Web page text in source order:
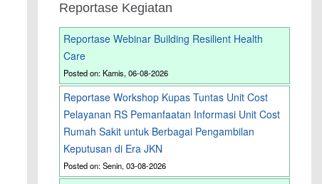
Reportase Kegiatan
Reportase Webinar Building Resilient Health
Care
Posted on: Kamis, 06-08-2026
Reportase Workshop Kupas Tuntas Unit Cost
Pelayanan RS Pemanfaatan Informasi Unit Cost
Rumah Sakit untuk Berbagai Pengambilan
Keputusan di Era JKN
Posted on: Senin, 03-08-2026